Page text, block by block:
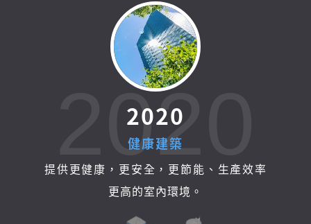
2020
2020
健康建築
提供更健康，更安全，更節能、生產效率
更高的室內環境。